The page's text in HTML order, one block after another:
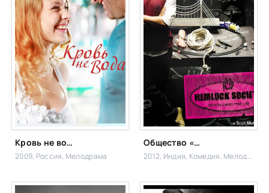
Кровь не вода
2009, Россия, Мелодрама
Общество «Болиголова»
2012, Индия, Комедия, Мелодрама,